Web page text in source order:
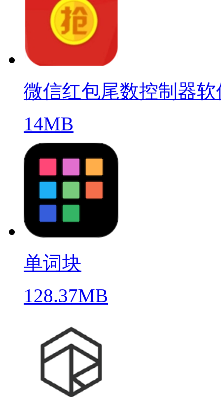
微信红包尾数控制器软
14MB
单词块
128.37MB